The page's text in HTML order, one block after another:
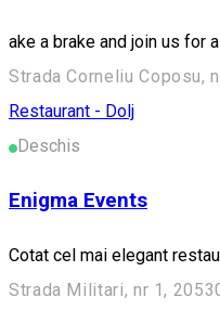
ake a brake and join us for
Strada Corneliu Coposu,
Restaurant - Dolj
Deschis
Enigma Events
Cotat cel mai elegant
Strada Militari, nr 1,